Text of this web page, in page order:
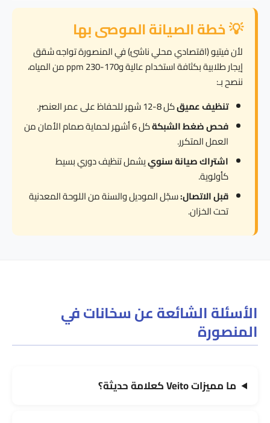
💡 خطة الصيانة الموصى بها
لأن فيتيو (اقتصادي محلي ناشئ) في المنصورة تواجه شقق
إيجار طلابية بكثافة استخدام عالية و170-230 ppm من المياه،
ننصح بـ:
تنظيف عميقكل 8-12 شهر للحفاظ على عمر العنصر.
فحص ضغط الشبكة
كل 6 أشهر لحماية صمام الأمان من
العمل المتكرر.
اشتراك صيانة سنوييشمل تنظيف دوري بسيط
كأولوية.
قبل الاتصال:سجّل الموديل والسنة من اللوحة المعدنية
تحت الخزان.
الأسئلة الشائعة عن سخانات في
المنصورة
ما مميزات Veito كعلامة حديثة؟